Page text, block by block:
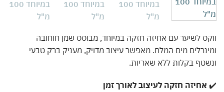
לשיער עם אחיזה חזקה במיוחד, מבוסס שמן חוחובה
מים המלח. מאפשר עיצוב מדויק, מעניק ברק טבעי
בקלות ללא שאריות.
אחיזה חזקה לעיצוב לאורך זמן